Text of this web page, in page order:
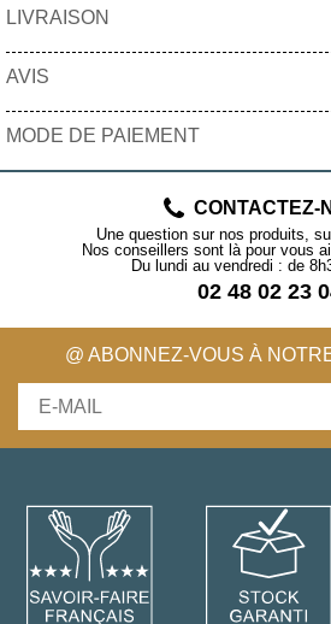
LIVRAISON
AVIS
MODE DE PAIEMENT
CONTACTEZ-
Une question sur nos produits,
Nos conseillers sont là pour vous
Du lundi au vendredi : de
02 48 02 23
@ ABONNEZ-VOUS À